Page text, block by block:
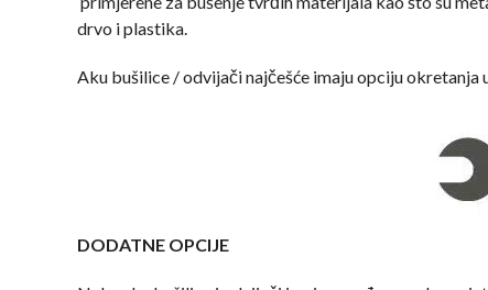
drvo i plastika.
Aku bušilice / odvijači najčešće imaju opciju okretanja
DODATNE OPCIJE